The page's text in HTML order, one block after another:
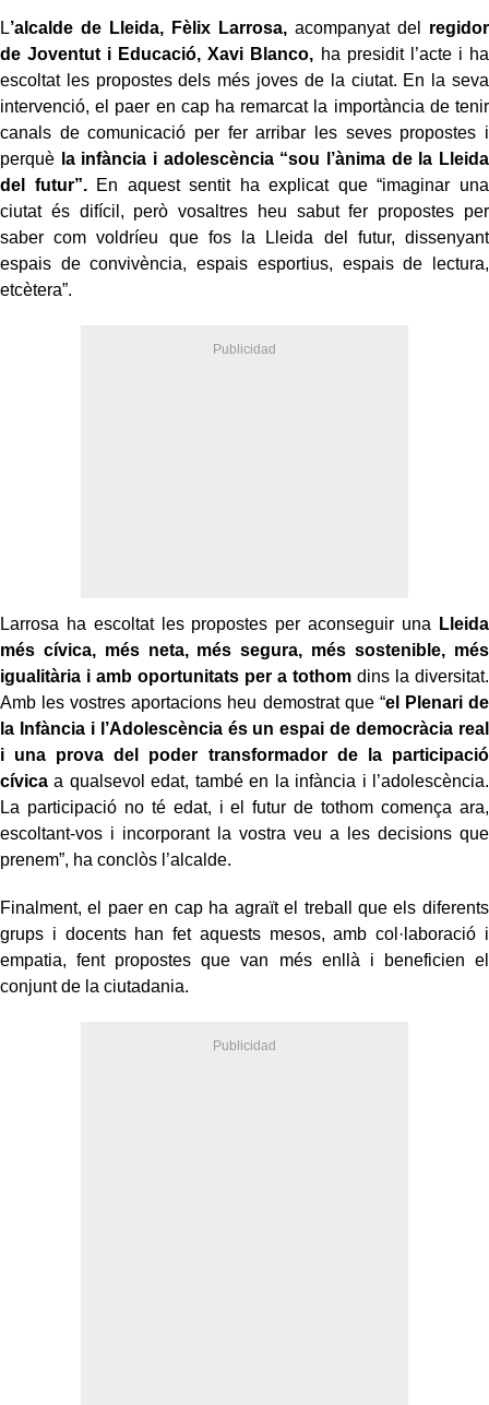
L’alcalde de Lleida, Fèlix Larrosa,acompanyat del regidor
de Joventut i Educació, Xavi Blanco, ha presidit l’acte i ha
escoltat les propostes dels més joves de la ciutat. En la seva
intervenció, el paer en cap ha remarcat la importància de tenir
canals de comunicació per fer arribar les seves propostes i
perquè la infància i adolescència “sou l’ànima de la Lleida
del futur”.En aquest sentit ha explicat que “imaginar una
ciutat és difícil, però vosaltres heu sabut fer propostes per
saber com voldríeu que fos la Lleida del futur, dissenyant
espais de convivència, espais esportius, espais de lectura,
etcètera”.
Larrosa ha escoltat les propostes per aconseguir una
Lleida
més cívica, més neta, més segura, més sostenible, més
igualitària i amb oportunitats per a tothomdins la diversitat.
Amb les vostres aportacions heu demostrat que “el Plenari de
la Infància i l’Adolescència és un espai de democràcia real
i una prova del poder transformador de la participació
cívica a qualsevol edat, també en la infància i l’adolescència.
La participació no té edat, i el futur de tothom comença ara,
escoltant-vos i incorporant la vostra veu a les decisions que
prenem”, ha conclòs l’alcalde.
Finalment, el paer en cap ha agraït el treball que els diferents
grups i docents han fet aquests mesos, amb col·laboració i
empatia, fent propostes que van més enllà i beneficien el
conjunt de la ciutadania.